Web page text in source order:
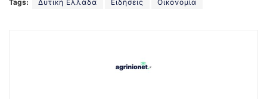
Tags: Δυτική Ελλάδα Ειδήσεις Οικονομία